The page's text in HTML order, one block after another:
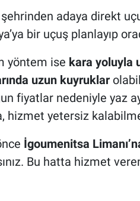
adaya direkt
bir uçuş planlayıp
yöntem ise kara yoluyla
uzun kuyruklar
fiyatlar nedeniyle yaz
hizmet yetersiz
İgoumenitsa
Bu hatta hizmet